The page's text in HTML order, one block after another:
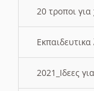
20 τροποι
2021_Ιδεες